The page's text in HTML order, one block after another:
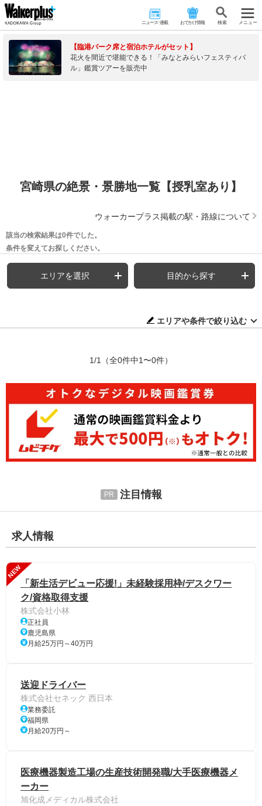
ニュース･連載 おでかけ情報 検 索 メニュー
【臨港パーク席と宿泊ホテルがセット】
花火を間近で堪能できる！「みなとみらいフェスティバ
ル」鑑賞ツアーを販売中
宮崎県の絶景・景勝地一覧【授乳室あり】
ウォーカープラス掲載の駅・路線について
該当の検索結果は0件でした。
条件を変えてお探しください。
エリアを選択 目的から探す
エリアや条件で絞り込む
1/1 （全0件中1〜0件）
注目情報
求人情報
NEW
「新生活デビュー応援!」未経験採用枠/デスクワー
ク/資格取得支援
株式会社小林
正社員
鹿児島県
月給25万円～40万円
送迎ドライバー
株式会社セネック 西日本
業務委託
福岡県
月給20万円～
医療機器製造工場の生産技術開発職/大手医療機器メ
ーカー
旭化成メディカル株式会社